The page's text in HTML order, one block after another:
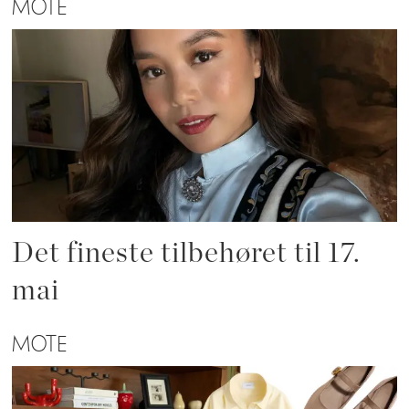
MOTE
Det fineste tilbehøret til 17.
mai
MOTE